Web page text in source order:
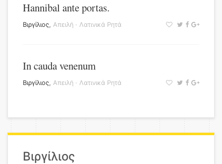
Hannibal ante portas.
Βιργίλιος, Απειλή · Λατινικά Ρητά
In cauda venenum
Βιργίλιος, Απειλή · Λατινικά Ρητά
Βιργίλιος